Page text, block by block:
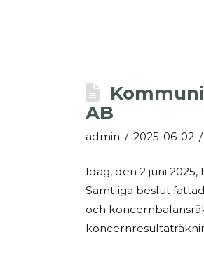
AB
admin 2025-06-02
Idag, den 2 juni
Samtliga beslut
och